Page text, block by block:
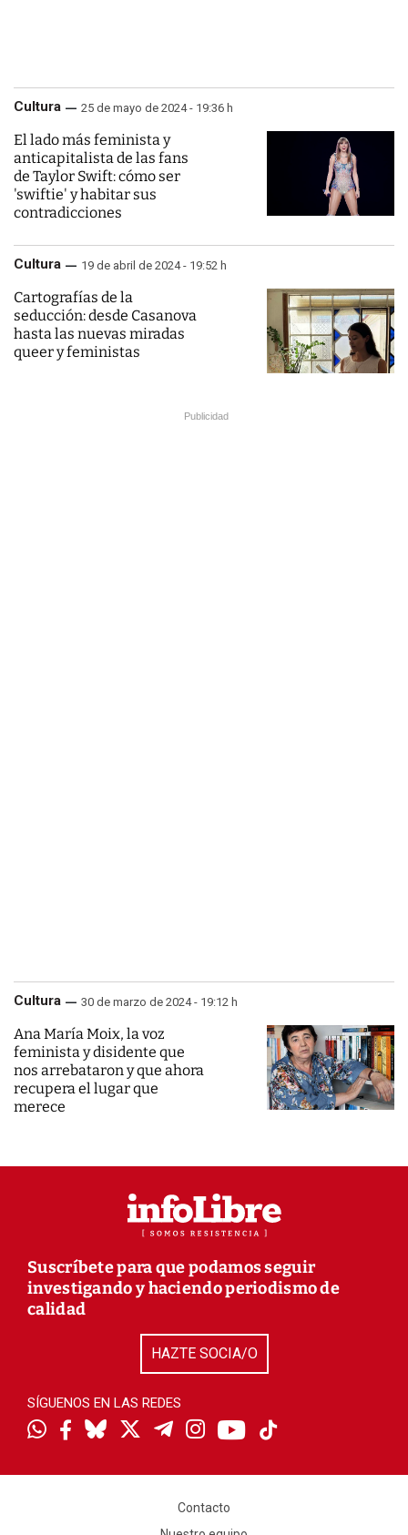
Cultura 25 de mayo de 2024 - 19:36 h
El lado más feminista y
anticapitalista de las fans
de Taylor Swift: cómo ser
'swiftie' y habitar sus
contradicciones
Cultura 19 de abril de 2024 - 19:52 h
Cartografías de la
seducción: desde Casanova
hasta las nuevas miradas
queer y feministas
Publicidad
Cultura 30 de marzo de 2024 - 19:12 h
Ana María Moix, la voz
feminista y disidente que
nos arrebataron y que ahora
recupera el lugar que
merece
Suscríbete para que podamos seguir
investigando y haciendo periodismo de
calidad
HAZTE SOCIA/O
SÍGUENOS EN LAS REDES
Contacto